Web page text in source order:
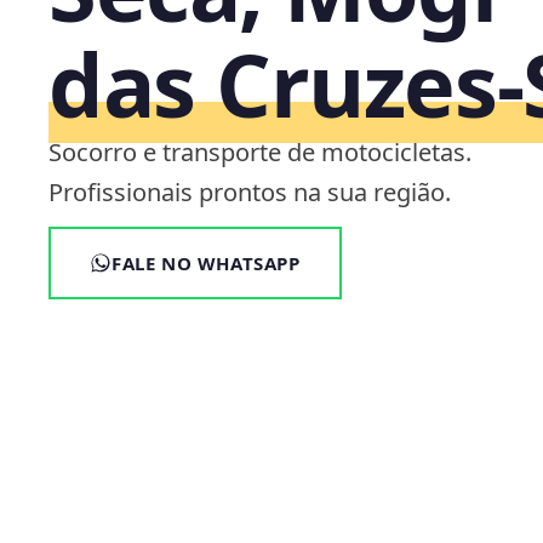
das
Socorro e transporte de motocicletas.
Profissionais prontos na sua região.
FALE NO WHATSAPP